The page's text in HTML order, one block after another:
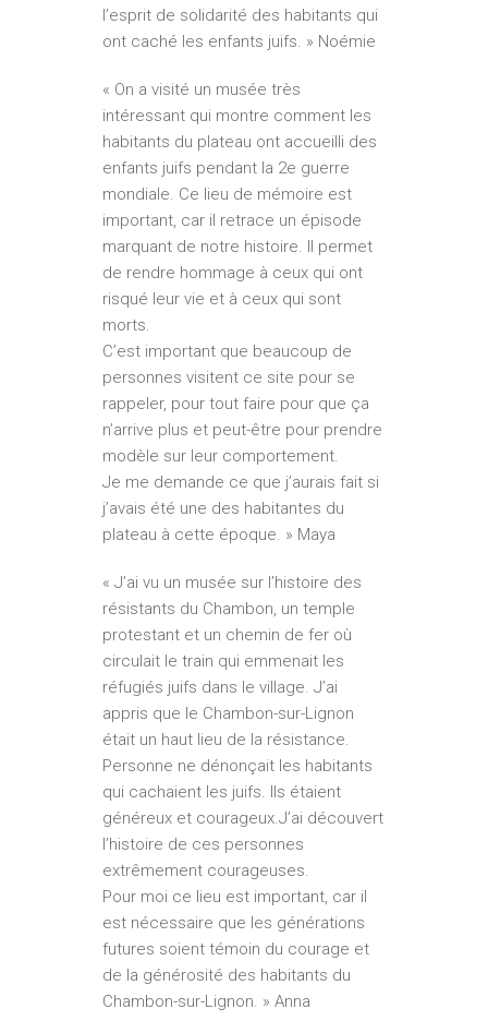
l’esprit de solidarité des habitants qui
ont caché les enfants juifs. » Noémie
« On a visité un musée très
intéressant qui montre comment les
habitants du plateau ont accueilli des
enfants juifs pendant la 2e guerre
mondiale. Ce lieu de mémoire est
important, car il retrace un épisode
marquant de notre histoire. Il permet
de rendre hommage à ceux qui ont
risqué leur vie et à ceux qui sont
morts.
C’est important que beaucoup de
personnes visitent ce site pour se
rappeler, pour tout faire pour que ça
n’arrive plus et peut-être pour prendre
modèle sur leur comportement.
Je me demande ce que j’aurais fait si
j’avais été une des habitantes du
plateau à cette époque. » Maya
« J’ai vu un musée sur l’histoire des
résistants du Chambon, un temple
protestant et un chemin de fer où
circulait le train qui emmenait les
réfugiés juifs dans le village. J’ai
appris que le Chambon-sur-Lignon
était un haut lieu de la résistance.
Personne ne dénonçait les habitants
qui cachaient les juifs. Ils étaient
généreux et courageux.J’ai découvert
l’histoire de ces personnes
extrêmement courageuses.
Pour moi ce lieu est important, car il
est nécessaire que les générations
futures soient témoin du courage et
de la générosité des habitants du
Chambon-sur-Lignon. » Anna